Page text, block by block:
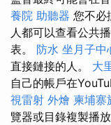
養院 助聽器 您不必
人都可以查看公共
表。 防水 坐月子中
直接鏈接的人。 大
自己的帳戶在
視雷射 外燴 柬埔寨
覽器或目錄複製播